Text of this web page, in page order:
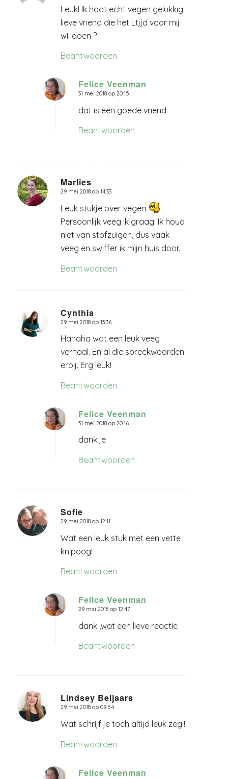
Leuk! Ik haat echt vegen gelukkig
lieve vriend die het Ltjjd voor mij
wil doen ?
Beantwoorden
Felice Veenman
zegt:
31 mei 2018 op 20:15
dat is een goede vriend
Beantwoorden
Marlies
zegt:
29 mei 2018 op 14:33
Leuk stukje over vegen
.
Persoonlijk veeg ik graag. Ik houd
niet van stofzuigen, dus vaak
veeg en swiffer ik mijn huis door.
Beantwoorden
Cynthia
zegt:
29 mei 2018 op 13:36
Hahaha wat een leuk veeg
verhaal. En al die spreekwoorden
erbij. Erg leuk!
Beantwoorden
Felice Veenman
zegt:
31 mei 2018 op 20:16
dank je
Beantwoorden
Sofie
zegt:
29 mei 2018 op 12:11
Wat een leuk stuk met een vette
knipoog!
Beantwoorden
Felice Veenman
zegt:
29 mei 2018 op 12:47
dank ,wat een lieve reactie
Beantwoorden
Lindsey Beljaars
zegt:
29 mei 2018 op 09:54
Wat schrijf je toch altijd leuk zeg!!
Beantwoorden
Felice Veenman